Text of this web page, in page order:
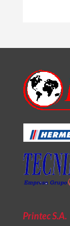
Printec S.A.